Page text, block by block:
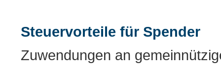
Steuervorteile für Spender
Zuwendungen an